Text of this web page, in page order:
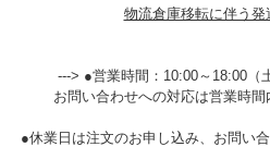
物流倉庫移転に伴う発
---> ●営業時間：10:00～18:00（
お問い合わせへの対応は営業時間
●休業日は注文のお申し込み、お問い